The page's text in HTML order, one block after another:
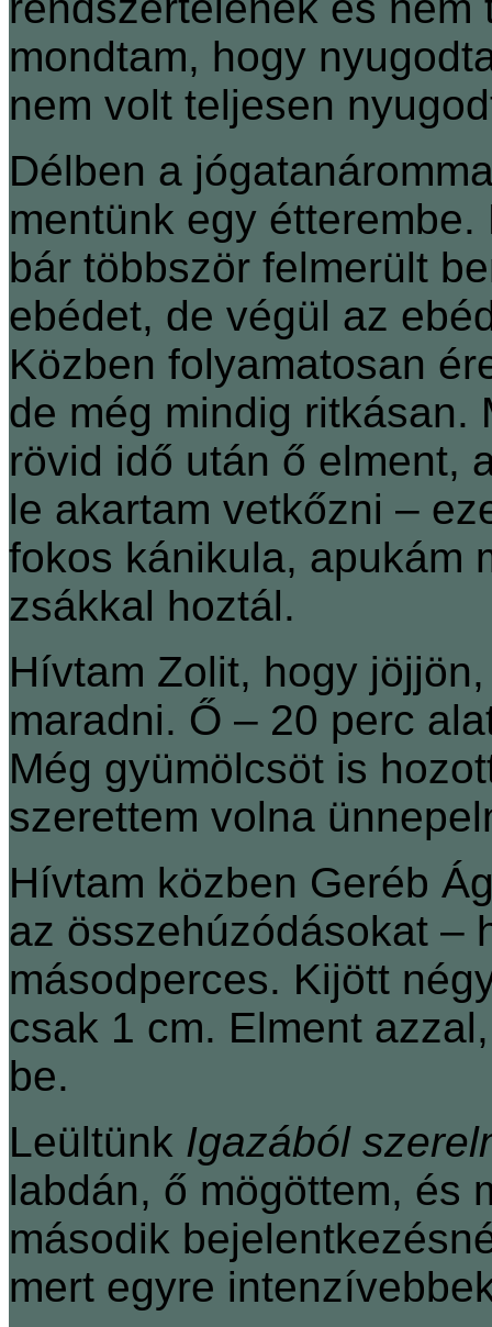
mondtam, hogy
nem volt teljesen
Délben a
mentünk egy
bár többször felmerült
ebédet, de végül az
Közben folyamatosan
de még mindig ritkásan.
rövid idő után ő elment,
le akartam vetkőzni ‒
fokos kánikula, apukám
zsákkal hoztál.
Hívtam Zolit, hogy
maradni. Ő ‒ 20 perc
Még gyümölcsöt is
szerettem volna
Hívtam közben Geréb
az összehúzódásokat –
másodperces. Kijött
csak 1 cm. Elment
be.
Leültünk Igazából
labdán, ő mögöttem, és
második
mert egyre